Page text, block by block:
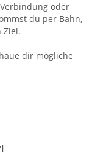
oder
du per Bahn,
Ziel.
dir mögliche